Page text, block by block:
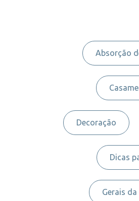
Absorção
Decoração
Dicas
Gerais da